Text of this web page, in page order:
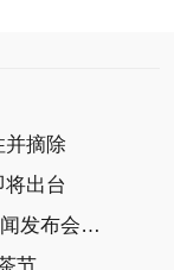
并摘除
出台
泉州法院知识产权刑事司法保护状况新闻发布会召开